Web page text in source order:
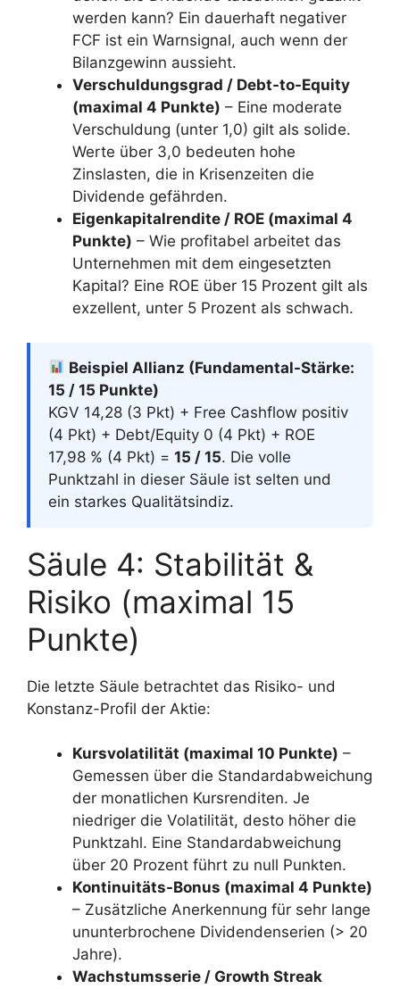
werden kann? Ein dauerhaft negativer
FCF ist ein Warnsignal, auch wenn der
Bilanzgewinn aussieht.
Verschuldungsgrad / Debt-to-Equity
(maximal 4 Punkte) – Eine moderate
Verschuldung (unter 1,0) gilt als solide.
Werte über 3,0 bedeuten hohe
Zinslasten, die in Krisenzeiten die
Dividende gefährden.
Eigenkapitalrendite / ROE (maximal 4
Punkte) – Wie profitabel arbeitet das
Unternehmen mit dem eingesetzten
Kapital? Eine ROE über 15 Prozent gilt als
exzellent, unter 5 Prozent als schwach.
Beispiel Allianz (Fundamental-Stärke:
15 / 15 Punkte)
KGV 14,28 (3 Pkt) + Free Cashflow positiv
(4 Pkt) + Debt/Equity 0 (4 Pkt) + ROE
17,98 % (4 Pkt) = 15 / 15. Die volle
Punktzahl in dieser Säule ist selten und
ein starkes Qualitätsindiz.
Säule 4: Stabilität &
Risiko (maximal 15
Punkte)
Die letzte Säule betrachtet das Risiko- und
Konstanz-Profil der Aktie:
Kursvolatilität (maximal 10 Punkte) –
Gemessen über die Standardabweichung
der monatlichen Kursrenditen. Je
niedriger die Volatilität, desto höher die
Punktzahl. Eine Standardabweichung
über 20 Prozent führt zu null Punkten.
Kontinuitäts-Bonus (maximal 4 Punkte)
– Zusätzliche Anerkennung für sehr lange
ununterbrochene Dividendenserien (> 20
Jahre).
Wachstumsserie / Growth Streak